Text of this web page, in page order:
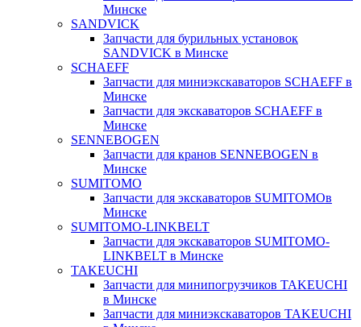
Минске
SANDVICK
Запчасти для бурильных установок
SANDVICK в Минске
SCHAEFF
Запчасти для миниэкскаваторов SCHAEFF в
Минске
Запчасти для экскаваторов SCHAEFF в
Минске
SENNEBOGEN
Запчасти для кранов SENNEBOGEN в
Минске
SUMITOMO
Запчасти для экскаваторов SUMITOMOв
Минске
SUMITOMO-LINKBELT
Запчасти для экскаваторов SUMITOMO-
LINKBELT в Минске
TAKEUCHI
Запчасти для минипогрузчиков TAKEUCHI
в Минске
Запчасти для миниэкскаваторов TAKEUCHI